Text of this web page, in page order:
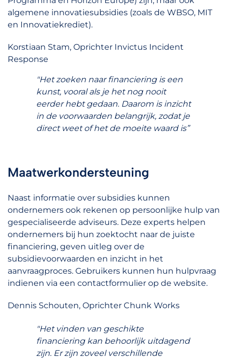
algemene innovatiesubsidies (zoals de WBSO, MIT
en Innovatiekrediet).
Korstiaan Stam, Oprichter Invictus Incident
Response
"Het zoeken naar financiering is een
kunst, vooral als je het nog nooit
eerder hebt gedaan. Daarom is inzicht
in de voorwaarden belangrijk, zodat je
direct weet of het de moeite waard is”
Maatwerkondersteuning
Naast informatie over subsidies kunnen
ondernemers ook rekenen op persoonlijke hulp van
gespecialiseerde adviseurs. Deze experts helpen
ondernemers bij hun zoektocht naar de juiste
financiering, geven uitleg over de
subsidievoorwaarden en inzicht in het
aanvraagproces. Gebruikers kunnen hun hulpvraag
indienen via een contactformulier op de website.
Dennis Schouten, Oprichter Chunk Works
"Het vinden van geschikte
financiering kan behoorlijk uitdagend
zijn. Er zijn zoveel verschillende